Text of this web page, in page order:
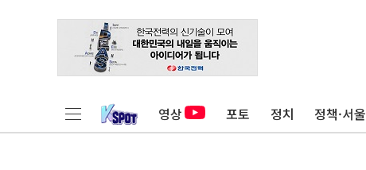
영상 포토 정치 정책·서울